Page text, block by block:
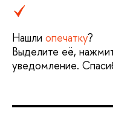
Нашли опечатку?
Выделите её,
уведомление.